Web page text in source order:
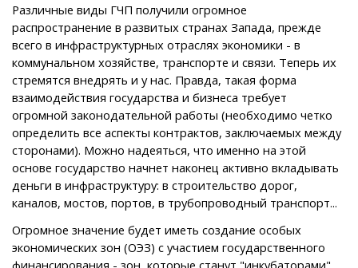
Различные виды ГЧП получили огромное
распространение в развитых странах Запада, прежде
всего в инфраструктурных отраслях экономики - в
коммунальном хозяйстве, транспорте и связи. Теперь их
стремятся внедрять и у нас. Правда, такая форма
взаимодействия государства и бизнеса требует
огромной законодательной работы (необходимо четко
определить все аспекты контрактов, заключаемых между
сторонами). Можно надеяться, что именно на этой
основе государство начнет наконец активно вкладывать
деньги в инфраструктуру: в строительство дорог,
каналов, мостов, портов, в трубопроводный транспорт...
Огромное значение будет иметь создание особых
экономических зон (ОЭЗ) с участием государственного
финансирования - зон, которые станут "инкубаторами"